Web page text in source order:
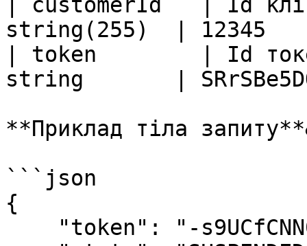
string(255)  |
| token        | Id
string       |
**Приклад тіла
```json
{